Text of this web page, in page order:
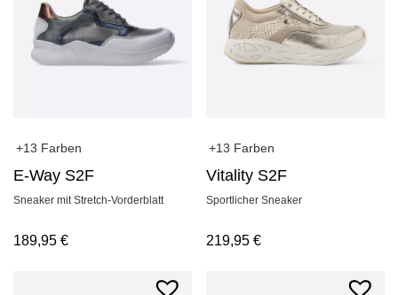
+13 Farben
E-Way S2F
Sneaker mit Stretch-Vorderblatt
189,95 €
+13 Farben
Vitality S2F
Sportlicher Sneaker
219,95€